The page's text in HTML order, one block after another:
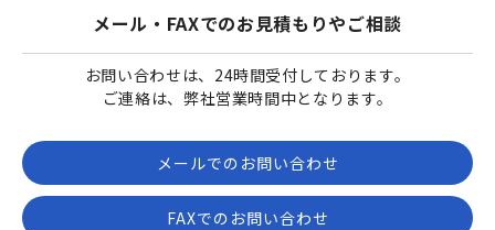
メール・FAXでのお見積もりやご相談
お問い合わせは、24時間受付しております。
ご連絡は、弊社営業時間中となります。
メールでのお問い合わせ
FAXでのお問い合わせ